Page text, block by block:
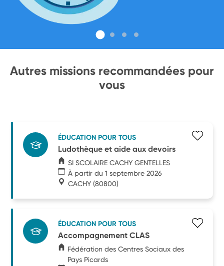
Autres missions recommandées pour
vous
ÉDUCATION POUR TOUS
Ludothèque et aide aux devoirs
SI SCOLAIRE CACHY GENTELLES
À partir du 1 septembre 2026
CACHY (80800)
ÉDUCATION POUR TOUS
Accompagnement CLAS
Fédération des Centres Sociaux des
Pays Picards